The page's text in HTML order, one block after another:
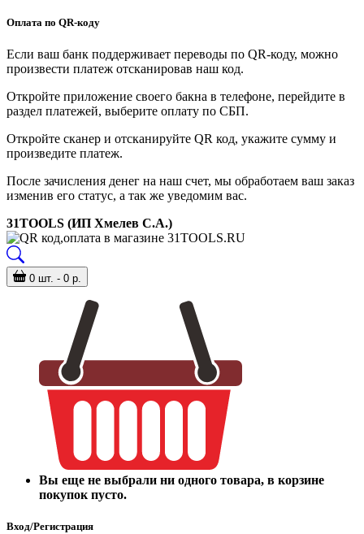
Оплата по QR-коду
Если ваш банк поддерживает переводы по QR-коду, можно
произвести платеж отсканировав наш код.
Откройте приложение своего бакна в телефоне, перейдите в
раздел платежей, выберите оплату по СБП.
Откройте сканер и отсканируйте QR код, укажите сумму и
произведите платеж.
После зачисления денег на наш счет, мы обработаем ваш заказ
изменив его статус, а так же уведомим вас.
31TOOLS (ИП Хмелев С.А.)
0 шт. - 0 р.
Вы еще не выбрали ни одного товара, в корзине
покупок пусто.
Вход/Регистрация